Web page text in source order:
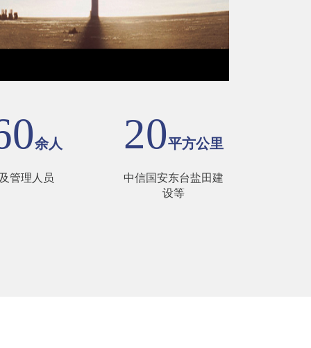
余人
管理人员
20平方公里
中信国安东台盐田建
设等